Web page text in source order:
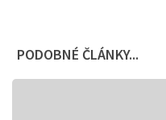
PODOBNÉ ČLÁNKY...